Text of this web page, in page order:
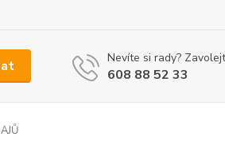
Nevíte si rady?
608 88 52 33